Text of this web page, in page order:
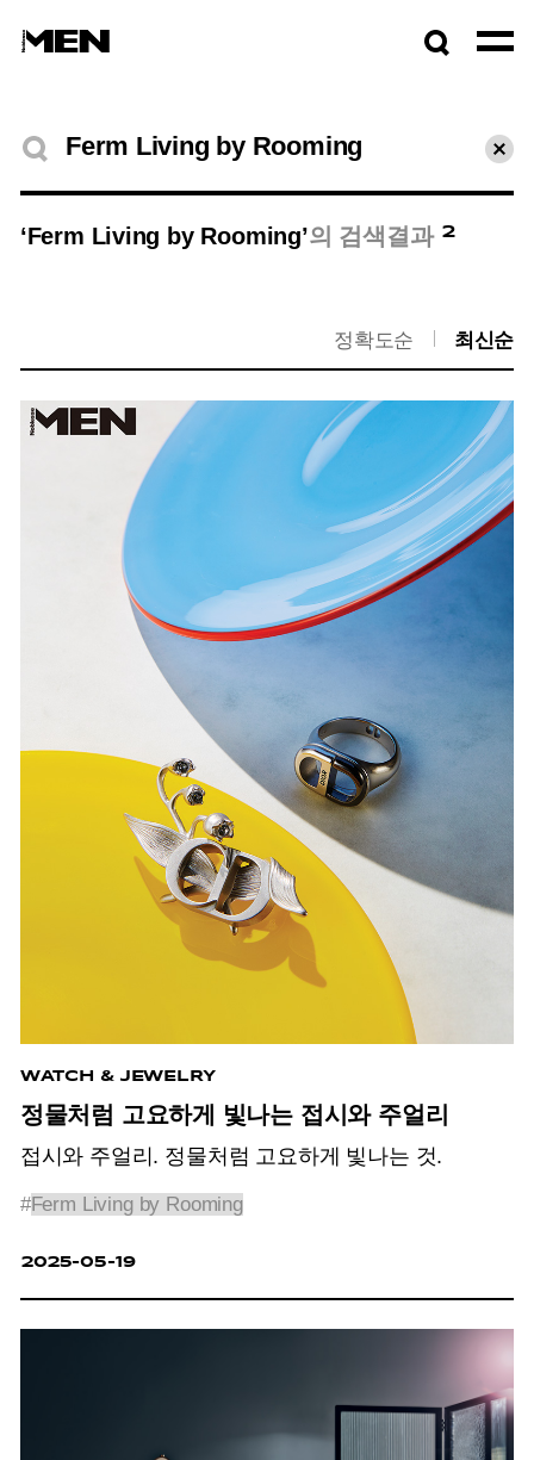
검색결과
초기
‘Ferm Living by Rooming’의 검색결과 2
정확도순 최신순
WATCH & JEWELRY
정물처럼 고요하게 빛나는 접시와 주얼리
접시와 주얼리. 정물처럼 고요하게 빛나는 것.
#Ferm Living by Rooming
2025-05-19